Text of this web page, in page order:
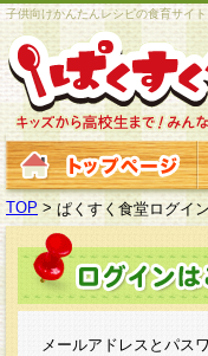
子供向けかんたんレシピの食育サイト
TOP > ぱくすく食堂ログイ
メールアドレスとパス